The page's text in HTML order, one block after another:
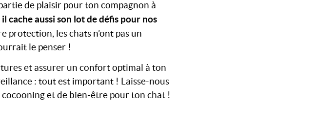
de plaisir pour ton compagnon à
il cache aussi son lot de défis pour nos
protection, les chats n’ont pas un
le penser !
et assurer un confort optimal à ton
: tout est important ! Laisse-nous
et de bien-être pour ton chat !